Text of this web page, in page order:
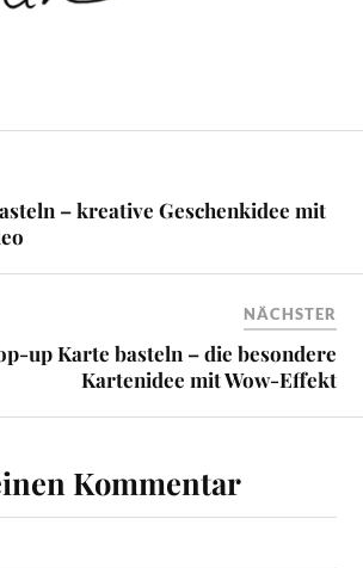
– kreative Geschenkidee mit
NÄCHSTER
up Karte basteln – die besondere
Kartenidee mit Wow-Effekt
Kommentar